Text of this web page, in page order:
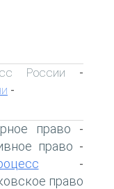
России -
-
право -
право -
-
право